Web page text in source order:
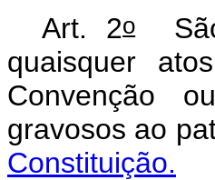
Art. 2oSão
quaisquer
Convenção
gravosos ao
Constituição.